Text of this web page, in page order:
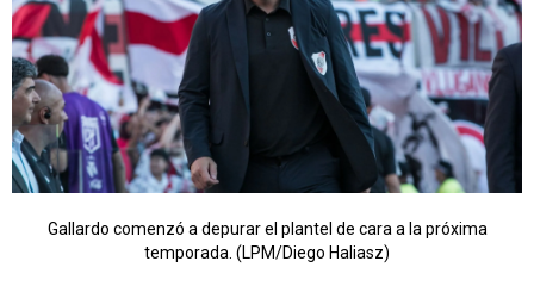
Gallardo comenzó a depurar el plantel de cara a la próxima
temporada. (LPM/Diego Haliasz)